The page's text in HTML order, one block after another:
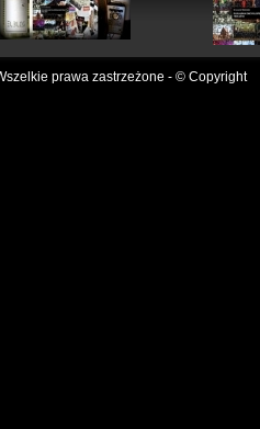
prawa zastrzeżone - © Copyright